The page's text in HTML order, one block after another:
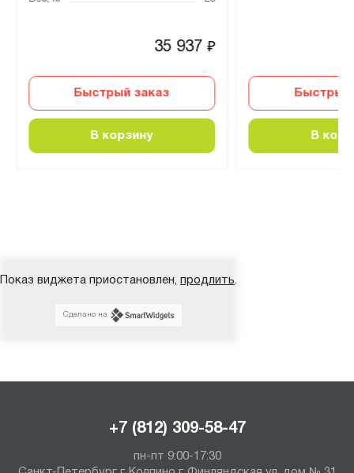
35 937₽
Быстрый заказ
В корзину
Быстрый
В
Показ виджета приостановлен, продлить.
Сделано на
+7 (812) 309-58-47
пн-пт 9:00-17:30